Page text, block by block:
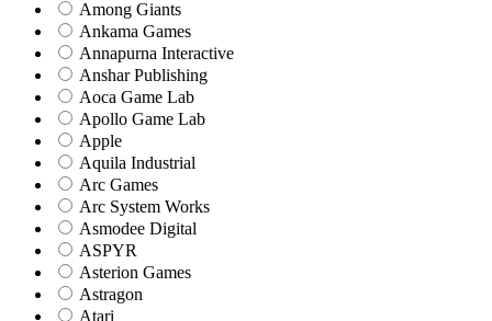
Among Giants
Ankama Games
Annapurna Interactive
Anshar Publishing
Aoca Game Lab
Apollo Game Lab
Apple
Aquila Industrial
Arc Games
Arc System Works
Asmodee Digital
ASPYR
Asterion Games
Astragon
Atari